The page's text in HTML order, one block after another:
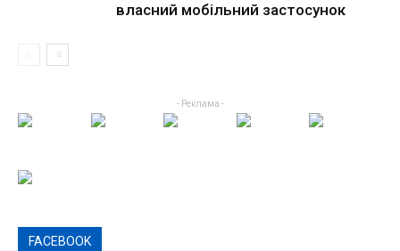
власний мобільний застосунок
- Реклама -
FACEBOOK